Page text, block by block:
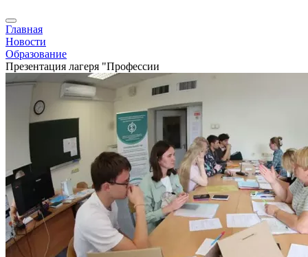
Главная
Новости
Образование
Презентация лагеря "Профессии